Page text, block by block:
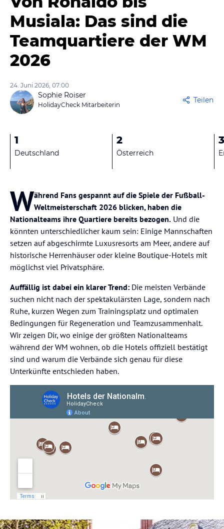
Musiala: Das sind die
Teamquartiere der WM
2026
24. Juni 2026, 07:00
Sophie Roiser
HolidayCheck Mitarbeiterin
Teilen
1
Deutschland
2
Österreich
3
Während Fans gespannt auf die Spiele der Fußball-
Weltmeisterschaft 2026 blicken, haben die
Nationalteams ihre Quartiere bereits bezogen. Und die
könnten unterschiedlicher kaum sein: Einige Mannschaften
setzen auf abgeschirmte Luxusresorts am Meer, andere auf
historische Herrenhäuser oder kleine Boutique-Hotels mit
möglichst viel Privatsphäre.
Auffällig ist dabei ein klarer Trend: Die meisten Verbände
suchen nicht nach der spektakulärsten Lage, sondern nach
Ruhe, kurzen Wegen zum Trainingsplatz und optimalen
Bedingungen für Regeneration und Teamzusammenhalt.
Wir zeigen Dir, wo einige der größten Nationalteams
während der WM wohnen, ob die Hotels offiziell bestätigt
sind und warum die Verbände sich genau für diese
Unterkünfte entschieden haben.